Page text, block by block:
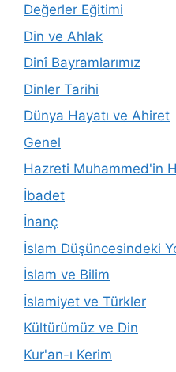
Değerler Eğitimi
Din ve Ahlak
Dinî Bayramlarımız
Dinler Tarihi
Dünya Hayatı ve Ahiret
Genel
Hazreti Muhammed'in
İbadet
İnanç
İslam Düşüncesindeki
İslam ve Bilim
İslamiyet ve Türkler
Kültürümüz ve Din
Kur'an-ı Kerim